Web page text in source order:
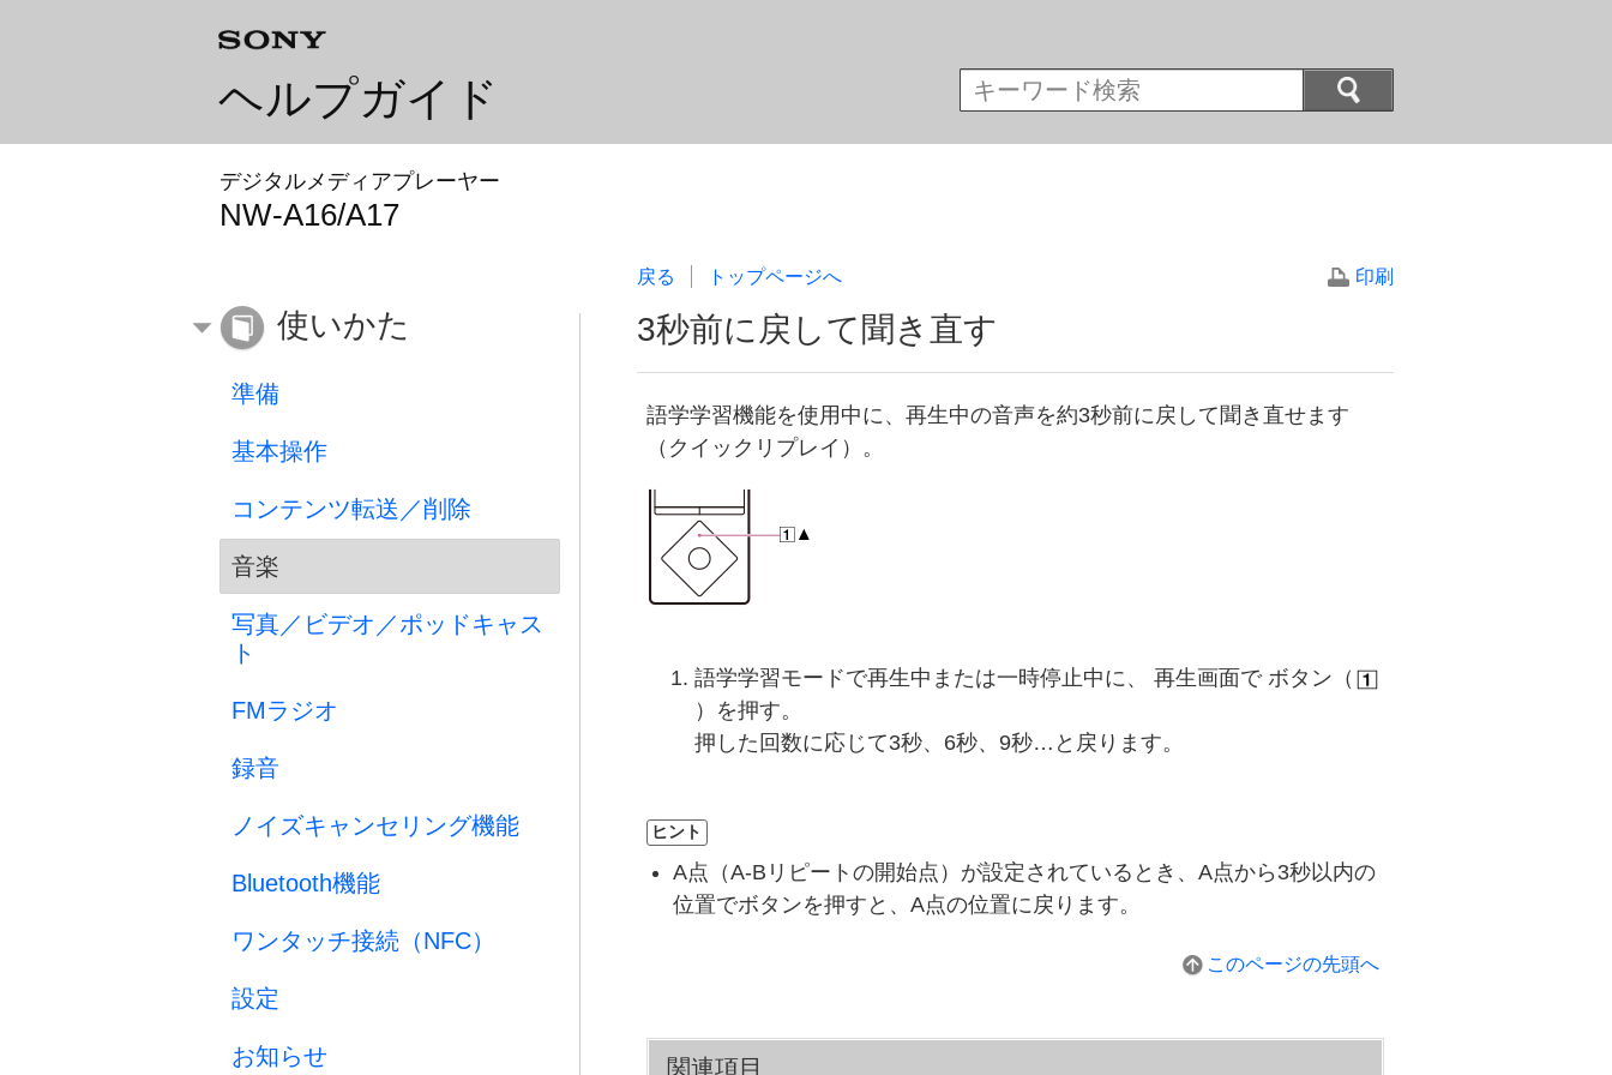
ヘルプガイド
デジタルメディアプレーヤー
NW-A16/A17
戻る トップページへ 印刷
3秒前に戻して聞き直す
語学学習機能を使用中に、再生中の音声を約3秒前に戻して聞き直せます
（クイックリプレイ）。
語学学習モードで再生中または一時停止中に、 再生画面で ボタン（
）を押す。
押した回数に応じて3秒、6秒、9秒…と戻ります。
ヒント
A点（A-Bリピートの開始点）が設定されているとき、A点から3秒以内の
位置でボタンを押すと、A点の位置に戻ります。
このページの先頭へ
関連項目
使いかた
準備
基本操作
コンテンツ転送／削除
音楽
写真／ビデオ／ポッドキャス
ト
FMラジオ
録音
ノイズキャンセリング機能
Bluetooth機能
ワンタッチ接続（NFC）
設定
お知らせ